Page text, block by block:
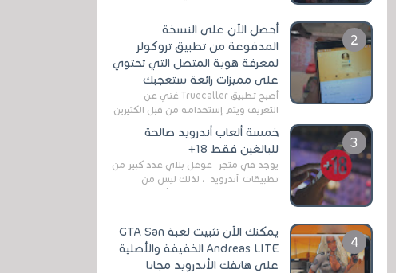
مثل EA Sports ...
أحصل الآن على النسخة
المدفوعة من تطبيق تروكولر
لمعرفة هوية المتصل التي تحتوي
على مميزات رائعة ستعجبك
أصبح تطبيق Truecaller غني عن
التعريف ويتم إستخدامه من قبل الكثيرين
رغم المخاطر المتعلقه به وذلك من أجل
التخلص من المضايقات الكثيرة في
العال...
خمسة ألعاب أندرويد صالحة
للبالغين فقط 18+
يوجد في متجر غوغل بلاي عدد كبير من
تطبيقات أندرويد ، لذلك ليس من
يمكنك الآن تثبيت لعبة GTA San
Andreas LITE الخفيفة والأصلية
على هاتفك الأندرويد مجانا